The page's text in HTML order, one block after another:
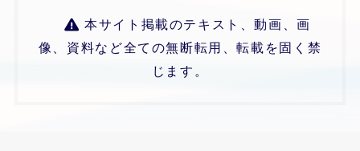
本サイト掲載のテキスト、動画、画
像、資料など全ての無断転用、転載を固く禁
じます。